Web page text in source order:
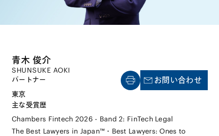
青木 俊介
SHUNSUKE AOKI
パートナー
東京
主な受賞歴
Chambers Fintech 2026 - Band 2: FinTech Legal
The Best Lawyers in Japan™・Best Lawyers: Ones to
お問い合わせ